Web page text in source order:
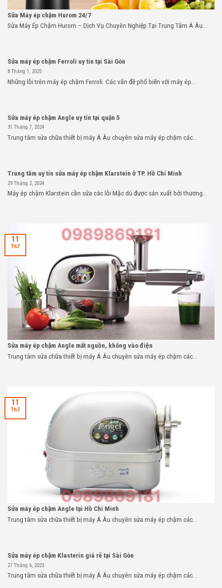
Sửa Máy ép chậm Hurom 24/7
Sửa Máy Ép Chậm Hurom – Dịch Vụ Chuyên Nghiệp Tại Trung Tâm Á Âu...
Sửa máy ép chậm Ferroli uy tín tại Sài Gòn
8 Tháng 1, 2025
Những lỗi trên máy ép chậm Ferroli. Các vấn đề phổ biến với máy ép...
Sửa máy ép chậm Angle uy tín tại quận 5
31 Tháng 7, 2024
Trung tâm sửa chữa thiết bị máy Á Âu chuyên sửa máy ép chậm các...
Trung tâm uy tín sửa máy ép chậm Klarstein ở TP. Hồ Chí Minh
29 Tháng 2, 2024
Máy ép chậm Klarstein cần sửa các lỗi Mặc dù được sản xuất bởi thương...
Sửa máy ép chậm Angle mất nguồn, không vào điện
Trung tâm sửa chữa thiết bị máy Á Âu chuyên sửa máy ép chậm các...
11
Th7
Sửa máy ép chậm Angle tại Hồ Chí Minh
Trung tâm sửa chữa thiết bị máy Á Âu chuyên sửa máy ép chậm các...
11
Th7
Sửa máy ép chậm Klasterin giá rẻ tại Sài Gòn
27 Tháng 6, 2023
Trung tâm sửa chữa thiết bị máy Á Âu chuyên sửa máy ép chậm các...